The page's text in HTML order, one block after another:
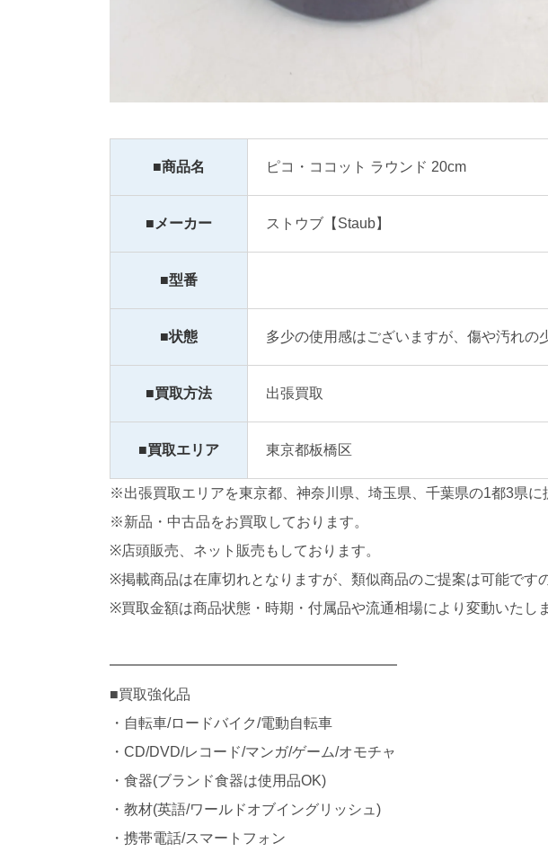
■商品名 ピコ・ココット ラウンド 20cm
■メーカー ストウブ【Staub】
■型番
■状態 多少の使用感はございますが、傷や汚れの
■買取方法 出張買取
■買取エリア 東京都板橋区
※出張買取エリアを東京都、神奈川県、埼玉県、千葉県の1都3県に
※新品・中古品をお買取しております。
※店頭販売、ネット販売もしております。
※掲載商品は在庫切れとなりますが、類似商品のご提案は可能です
※買取金額は商品状態・時期・付属品や流通相場により変動いたし
━━━━━━━━━━━━━━━━━━━━
■買取強化品
・自転車/ロードバイク/電動自転車
・CD/DVD/レコード/マンガ/ゲーム/オモチャ
・食器(ブランド食器は使用品OK)
・教材(英語/ワールドオブイングリッシュ)
・携帯電話/スマートフォン